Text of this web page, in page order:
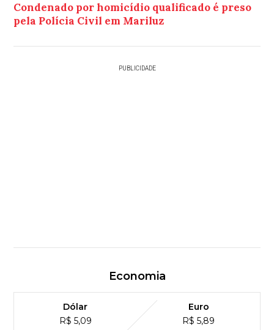
Condenado por homicídio qualificado é preso
pela Polícia Civil em Mariluz
PUBLICIDADE
Economia
Dólar
R$ 5,09
Euro
R$ 5,89